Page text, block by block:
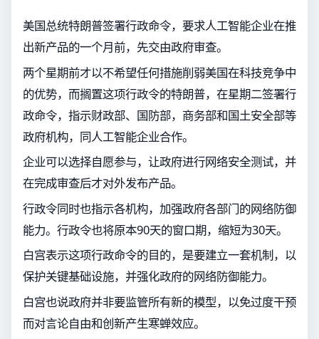
美国总统特朗普签署行政命令，要求人工智能企业在推
出新产品的一个月前，先交由政府审查。
两个星期前才以不希望任何措施削弱美国在科技竞争中
的优势，而搁置这项行政令的特朗普，在星期二签署行
政命令，指示财政部、国防部，商务部和国土安全部等
政府机构，同人工智能企业合作。
企业可以选择自愿参与，让政府进行网络安全测试，并
在完成审查后才对外发布产品。
行政令同时也指示各机构，加强政府各部门的网络防御
能力。行政令也将原本90天的窗口期，缩短为30天。
白宫表示这项行政命令的目的，是要建立一套机制，以
保护关键基础设施，并强化政府的网络防御能力。
白宫也说政府并非要监管所有新的模型，以免过度干预
而对言论自由和创新产生寒蝉效应。